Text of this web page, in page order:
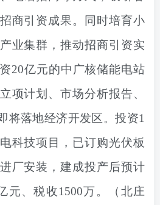
商引资成果。同时培育小
业集群，推动招商引资实
20亿元的中广核储能电站
项计划、市场分析报告、
将落地经济开发区。投资1
科技项目，已订购光伏板
厂安装，建成投产后预计
元、税收1500万。（北庄